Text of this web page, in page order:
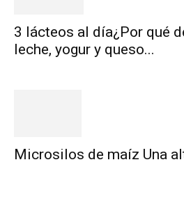
3 lácteos al día¿Por qué
leche, yogur y queso...
Microsilos de maíz Una